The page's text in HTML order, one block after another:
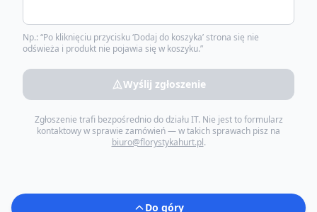
Np.: “Po kliknięciu przycisku ‘Dodaj do koszyka’ strona się nie
odświeża i produkt nie pojawia się w koszyku.”
Wyślij zgłoszenie
Zgłoszenie trafi bezpośrednio do działu IT. Nie jest to formularz
kontaktowy w sprawie zamówień — w takich sprawach pisz na
biuro@florystykahurt.pl.
Do góry